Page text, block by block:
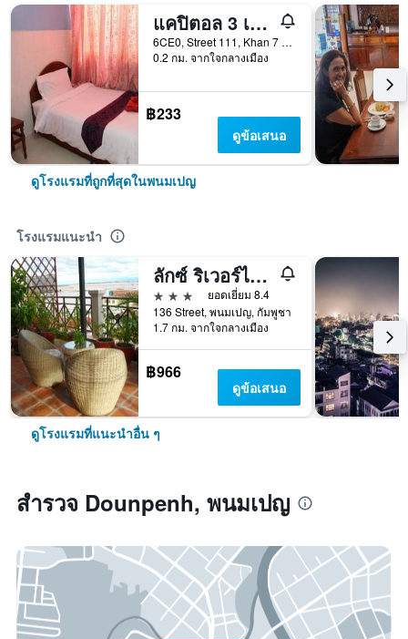
แคปิตอล 3 เกสท์เฮาส์
6CE0, Street 111, Khan 7 Makara, พนมเปญ, กัมพูชา
0.2 กม. จากใจกลางเมือง
฿233
ดูข้อเสนอ
ดูโรงแรมที่ถูกที่สุดในพนมเปญ
โรงแรมแนะนำ
ลักซ์ ริเวอร์ไซด์ โฮเทล แอนด์ อพาร์ทเมนท์
3 ดาว
ยอดเยี่ยม 8.4
136 Street, พนมเปญ, กัมพูชา
1.7 กม. จากใจกลางเมือง
฿966
ดูข้อเสนอ
ดูโรงแรมที่แนะนำอื่น ๆ
สำรวจ Dounpenh, พนมเปญ